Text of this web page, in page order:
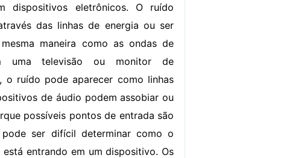
dispositivos eletrônicos. O ruído
das linhas de energia ou ser
maneira como as ondas de
uma televisão ou monitor de
o ruído pode aparecer como linhas
de áudio podem assobiar ou
possíveis pontos de entrada são
pode ser difícil determinar como o
entrando em um dispositivo. Os